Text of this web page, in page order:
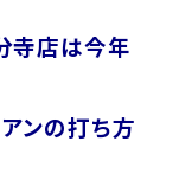
寺店は今年
ンの打ち方